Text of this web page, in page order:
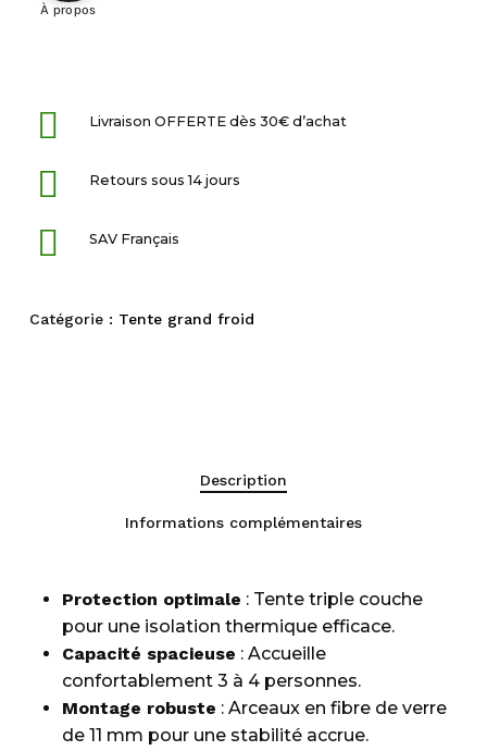
À propos
Livraison OFFERTE dès 30€ d’achat
Retours sous 14 jours
SAV Français
Catégorie : Tente grand froid
Description
Informations complémentaires
Protection optimale : Tente triple couche
pour une isolation thermique efficace.
Capacité spacieuse : Accueille
confortablement 3 à 4 personnes.
Montage robuste : Arceaux en fibre de verre
de 11 mm pour une stabilité accrue.